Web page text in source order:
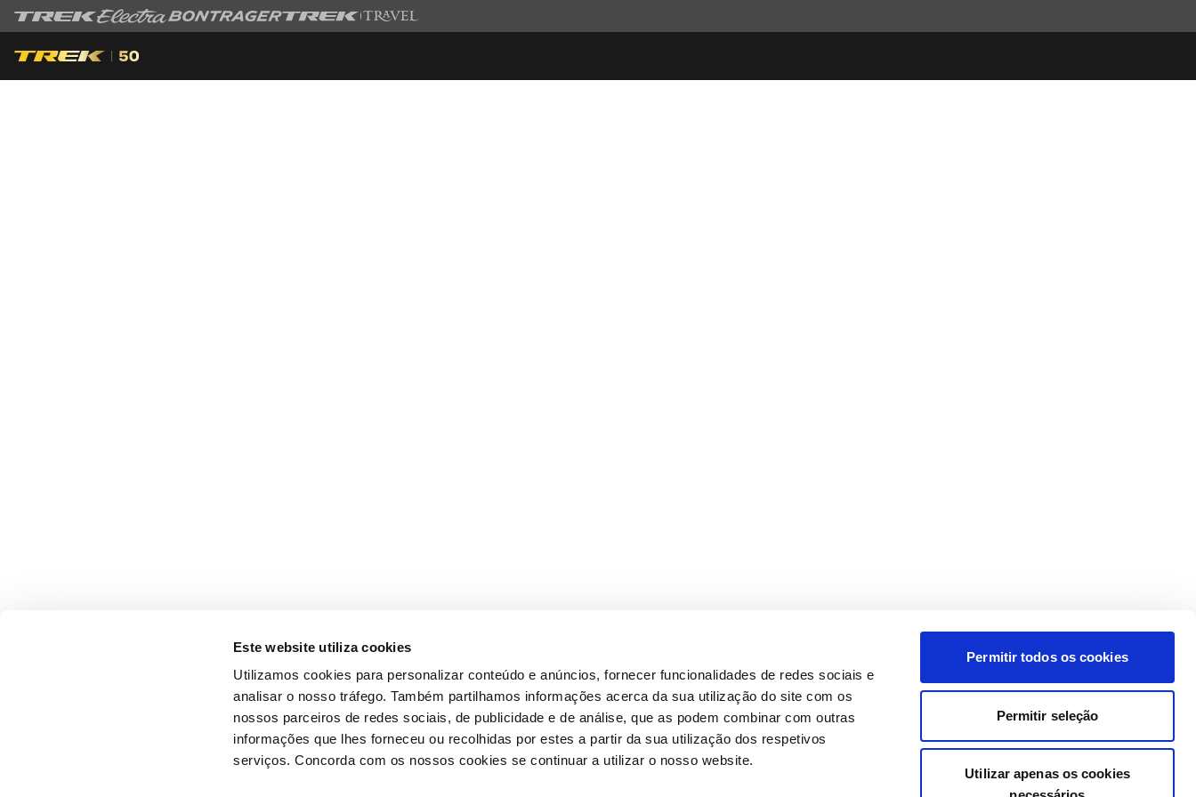
Este website utiliza cookies
Utilizamos cookies para personalizar conteúdo e anúncios, fornecer funcionalidades de redes sociais e
analisar o nosso tráfego. Também partilhamos informações acerca da sua utilização do site com os
nossos parceiros de redes sociais, de publicidade e de análise, que as podem combinar com outras
informações que lhes forneceu ou recolhidas por estes a partir da sua utilização dos respetivos
serviços. Concorda com os nossos cookies se continuar a utilizar o nosso website.
Permitir todos os cookies
Permitir seleção
Utilizar apenas os cookies